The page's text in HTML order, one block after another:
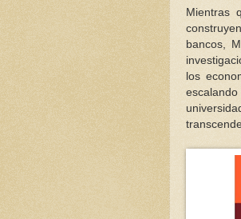
Mientras
bancos,
los